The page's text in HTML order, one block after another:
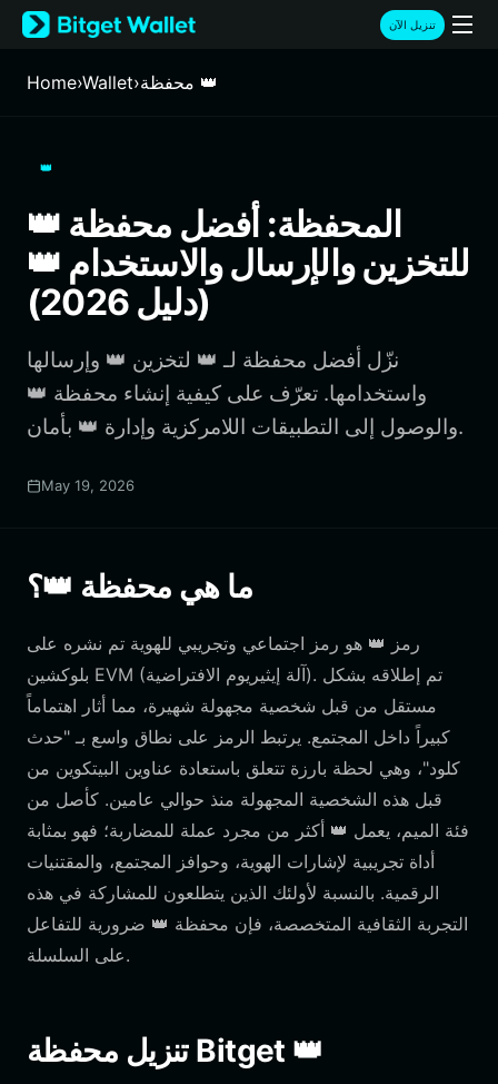
English
日本語
Русский
Italiano
Deutsch
简体中文
Português (Portugal)
ภาษาไทย
हिन्दी
Español
Español (Argentina)
تنزيل الآن
Home›Wallet› محفظة 👑
👑
👑 المحفظة: أفضل محفظة
للتخزين والإرسال والاستخدام 👑
(دليل 2026)
نزّل أفضل محفظة لـ 👑 لتخزين 👑 وإرسالها
واستخدامها. تعرّف على كيفية إنشاء محفظة 👑
والوصول إلى التطبيقات اللامركزية وإدارة 👑 بأمان.
May 19, 2026
ما هي محفظة 👑؟
رمز 👑 هو رمز اجتماعي وتجريبي للهوية تم نشره على
بلوكشين EVM (آلة إيثيريوم الافتراضية). تم إطلاقه بشكل
مستقل من قبل شخصية مجهولة شهيرة، مما أثار اهتماماً
كبيراً داخل المجتمع. يرتبط الرمز على نطاق واسع بـ "حدث
كلود"، وهي لحظة بارزة تتعلق باستعادة عناوين البيتكوين من
قبل هذه الشخصية المجهولة منذ حوالي عامين. كأصل من
فئة الميم، يعمل 👑 أكثر من مجرد عملة للمضاربة؛ فهو بمثابة
أداة تجريبية لإشارات الهوية، وحوافز المجتمع، والمقتنيات
الرقمية. بالنسبة لأولئك الذين يتطلعون للمشاركة في هذه
التجربة الثقافية المتخصصة، فإن محفظة 👑 ضرورية للتفاعل
على السلسلة.
تنزيل محفظة Bitget 👑